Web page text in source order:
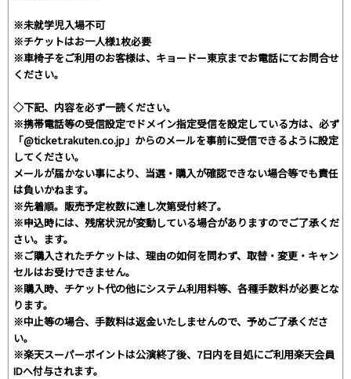
※未就学児入場不可
※チケットはお一人様1枚必要
※車椅子をご利用のお客様は、キョードー東京までお電話にてお問合せ
ください。
◇下記、内容を必ず一読ください。
※携帯電話等の受信設定でドメイン指定受信を設定している方は、必ず
「@ticket.rakuten.co.jp」からのメールを事前に受信できるように設定
してください。
メールが届かない事により、当選・購入が確認できない場合等でも責任
は負いかねます。
※先着順。販売予定枚数に達し次第受付終了。
※申込時には、残席状況が変動している場合がありますのでご了承くだ
さい。ます。
※ご購入されたチケットは、理由の如何を問わず、取替・変更・キャン
セルはお受けできません。
※購入時、チケット代の他にシステム利用料等、各種手数料が必要とな
ります。
※中止等の場合、手数料は返金いたしませんので、予めご了承くださ
い。
※楽天スーパーポイントは公演終了後、7日内を目処にご利用楽天会員
IDへ付与されます。